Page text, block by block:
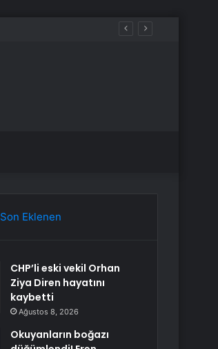
Son Eklenen
CHP’li eski vekil Orhan
Ziya Diren hayatını
kaybetti
Ağustos 8, 2026
Okuyanların boğazı